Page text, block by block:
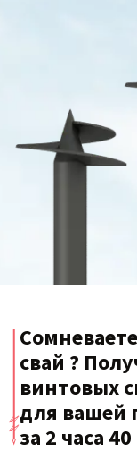
свай ?
винтовых
для вашей
за 2 часа